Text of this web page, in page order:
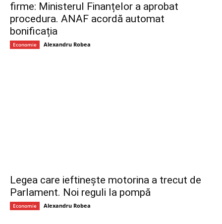
firme: Ministerul Finanțelor a aprobat
procedura. ANAF acordă automat
bonificația
Economie Alexandru Robea
Legea care ieftinește motorina a trecut de
Parlament. Noi reguli la pompă
Economie Alexandru Robea